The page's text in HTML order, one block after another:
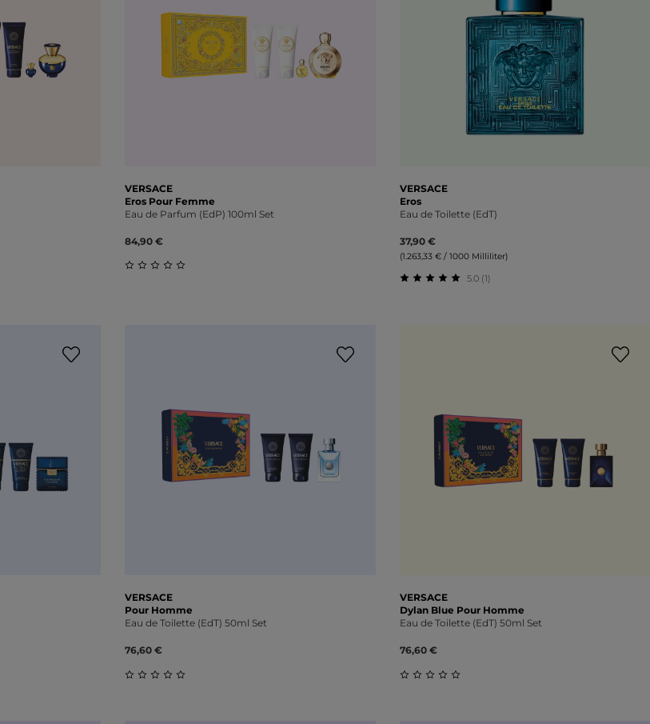
VERSACE
Eros Pour Femme
Eau de Parfum (EdP) 100ml Set
84,90 €
VERSACE
Eros
Eau de Toilette (EdT)
37,90 €
(1.263,33 € / 1000 Milliliter)
5.0 (1)
VERSACE
Pour Homme
Eau de Toilette (EdT) 50ml Set
76,60 €
VERSACE
Dylan Blue Pour Homme
Eau de Toilette (EdT) 50ml Set
76,60 €